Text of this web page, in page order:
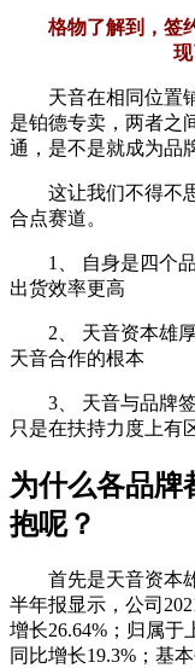
格物了解到，签
现
天音在相同位置
是铂德专卖，两者之
通，是不是就成为品
这让我们不得不
合点赛道。
1、 自身是四个
出货效率更高
2、 天音资本雄
天音合作的根本
3、 天音与品牌
只是在扶持力度上有
为什么各品牌
抱呢？
首先是天音资本
半年报显示，公司
增长26.64%；归属于
同比增长19.3%；基